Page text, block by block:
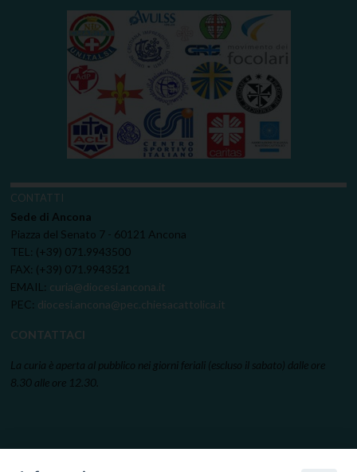
CONTATTI
Sede di Ancona
Piazza del Senato 7 - 60121 Ancona
TEL: (+39) 071.9943500
FAX: (+39) 071.9943521
EMAIL: curia@diocesi.ancona.it
PEC: diocesi.ancona@pec.chiesacattolica.it
CONTATTACI
La curia è aperta al pubblico nei giorni feriali (escluso il sabato) dalle ore
8.30 alle ore 12.30.